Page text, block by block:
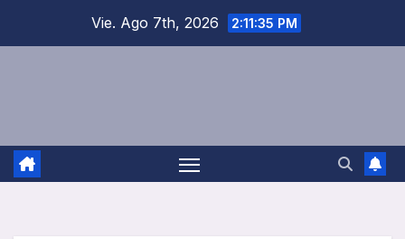
Vie. Ago 7th, 2026 2:11:36 PM